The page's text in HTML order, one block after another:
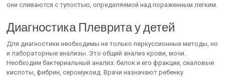
они сливаются с тупостью, определяемой над пораженным легким.
Диагностика Плеврита у детей
Для диагностики необходимы не только перкуссионные методы, но
и лабораторные анализы. Это общий анализ крови, мочи.
Необходим бактериальный анализ: белок и его фракции, сиаловые
кислоты, фибрин, серомукоид. Врачи назначают ребенку